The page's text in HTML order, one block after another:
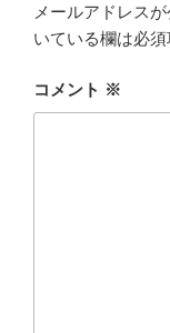
メールアドレス
いている欄は必
コメント ※